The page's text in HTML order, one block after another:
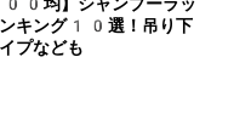
ンキング10選！吊り下
プなども